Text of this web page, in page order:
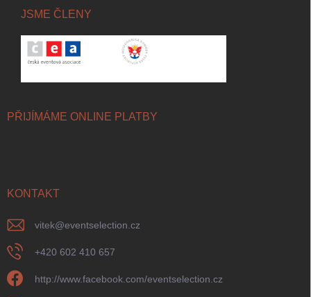
JSME ČLENY
PŘIJÍMÁME ONLINE PLATBY
KONTAKT
vitek@eventselection.cz
+420 602 410 657
http://www.facebook.com/eventselection.cz